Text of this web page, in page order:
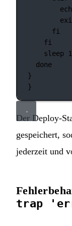
fi
fi
sleep
1
done
}
}
Der Deploy-
gespeichert,
jederzeit und
trap